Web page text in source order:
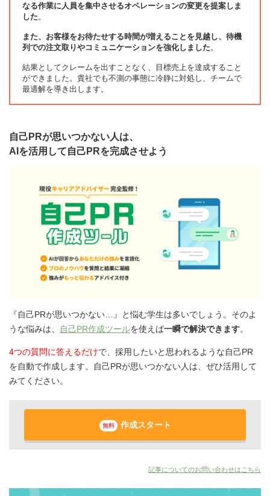
なる作業に人員を集中させるオペレーションの変更を提案しま
した 。
また、お客様をお待たせする時間が増えることを見越し、待機
列での注文取りやコミュニケーションを強化しました 。
結果としてクレームを出すことなく、目標売上を達成すること
ができました。貴社でも不測の事態に冷静に対処し、チームで
最適解を導き出します。
自己PRが思いつかない人は、
AIを活用して自己PRを完成させよう
『自己PRが思いつかない…』と悩む学生は多いでしょう。そのよ
うな悩みは、
自己PR作成ツールを使えば一瞬で解決できます。
4つの質問に答えるだけで、採用したいと思われるような自己PR
を自動で作成します。自己PRが思いつかない人は、ぜひ活用して
みてください。
無料 作成スタート
記事についてのお問い合わせはこちら